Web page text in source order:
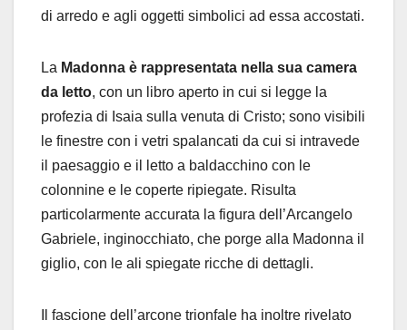
di arredo e agli oggetti simbolici ad essa accostati.
La Madonna è rappresentata nella sua camera
da letto, con un libro aperto in cui si legge la
profezia di Isaia sulla venuta di Cristo; sono visibili
le finestre con i vetri spalancati da cui si intravede
il paesaggio e il letto a baldacchino con le
colonnine e le coperte ripiegate. Risulta
particolarmente accurata la figura dell’Arcangelo
Gabriele, inginocchiato, che porge alla Madonna il
giglio, con le ali spiegate ricche di dettagli.
Il fascione dell’arcone trionfale ha inoltre rivelato